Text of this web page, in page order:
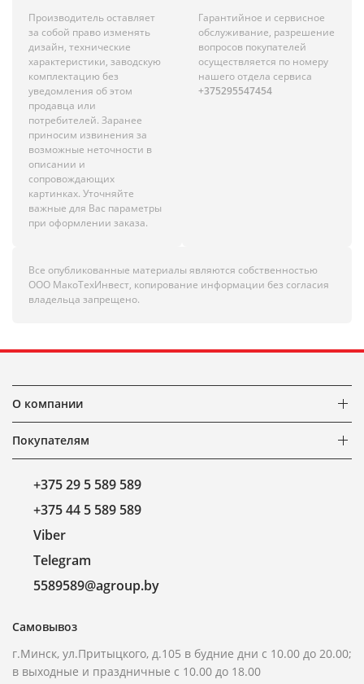
Производитель оставляет
за собой право изменять
дизайн, технические
характеристики, заводскую
комплектацию без
уведомления об этом
продавца или
потребителей. Заранее
приносим извинения за
возможные неточности в
описании и
сопровождающих
картинках. Уточняйте
важные для Вас параметры
при оформлении заказа.
Гарантийное и сервисное
обслуживание, разрешение
вопросов покупателей
осуществляется по номеру
нашего отдела сервиса
+375295547454
Все опубликованные материалы являются собственностью
ООО МакоТехИнвест, копирование информации без согласия
владельца запрещено.
О компании
Покупателям
+375 29 5 589 589
+375 44 5 589 589
Viber
Telegram
5589589@agroup.by
Самовывоз
г.Минск, ул.Притыцкого, д.105 в будние дни с 10.00 до 20.00;
в выходные и праздничные с 10.00 до 18.00